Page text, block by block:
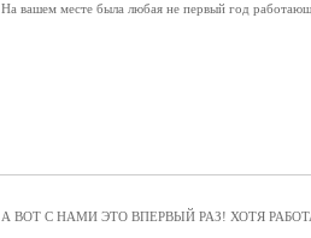
На вашем месте была любая не первый год
А ВОТ С НАМИ ЭТО ВПЕРВЫЙ РАЗ! ХОТЯ